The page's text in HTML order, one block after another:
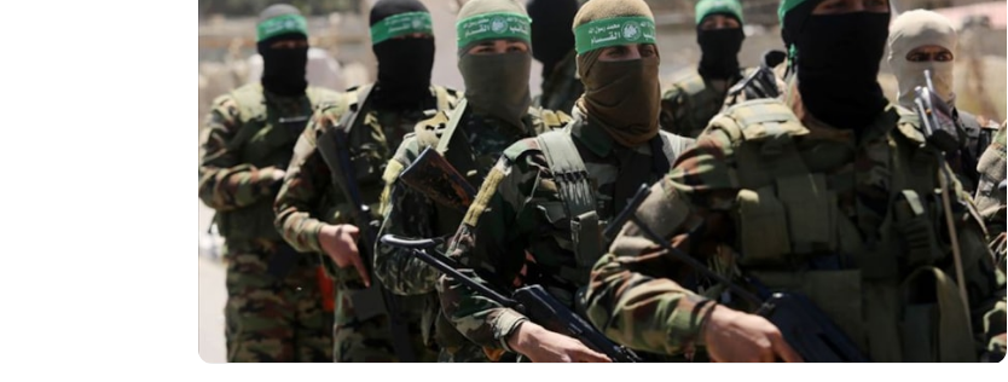
Hamas, Lübnan'da 'Aksa Tufanı İzcileri' grubunun
kurulduğunu duyurdu. Örgüt, İsrail'in Gazze Şeridi'ne yönelik
sürdürdüğü savaşın gölgesinde Lübnan'daki Filistin halkını
izci grubuna katılmaya çağırdı.